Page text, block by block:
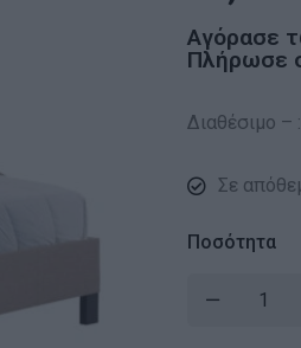
Αγόρασε
Πλήρωσε
Διαθέσιμο –
Σε
Ποσότητα